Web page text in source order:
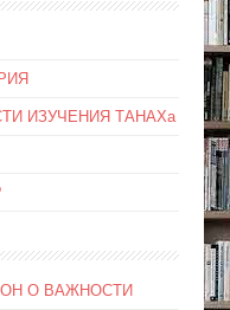
ИЗУЧЕНИЯ ТАНАХа
О ВАЖНОСТИ